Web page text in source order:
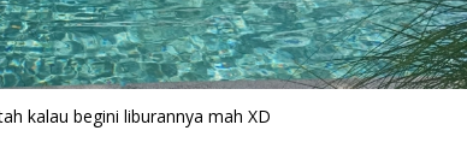
kalau begini liburannya mah XD